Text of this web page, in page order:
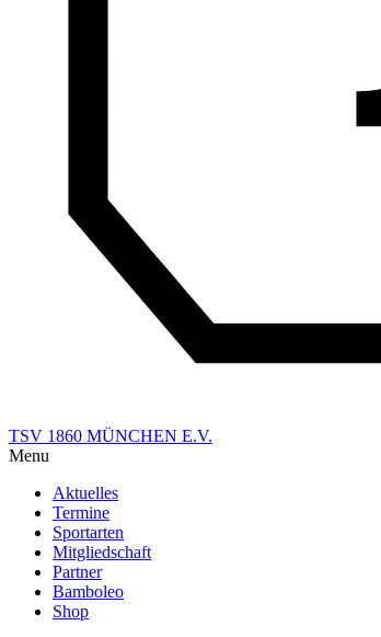
TSV 1860 MÜNCHEN E.V.
Menu
Aktuelles
Termine
Sportarten
Mitgliedschaft
Partner
Bamboleo
Shop